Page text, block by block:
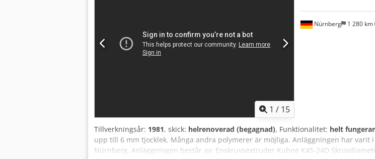
1 / 15
Nürnberg 1 280 km
Tillverkningsår: 1981, skick: helrenoverad (begagnad), Funktionalitet: helt
upp till 6 mm tjocklek. Många andra polymerer är möjliga. Anläggningen har
Nürnberg. Anläggningen består av: Enskruvsextruder Kuhne K45-24D